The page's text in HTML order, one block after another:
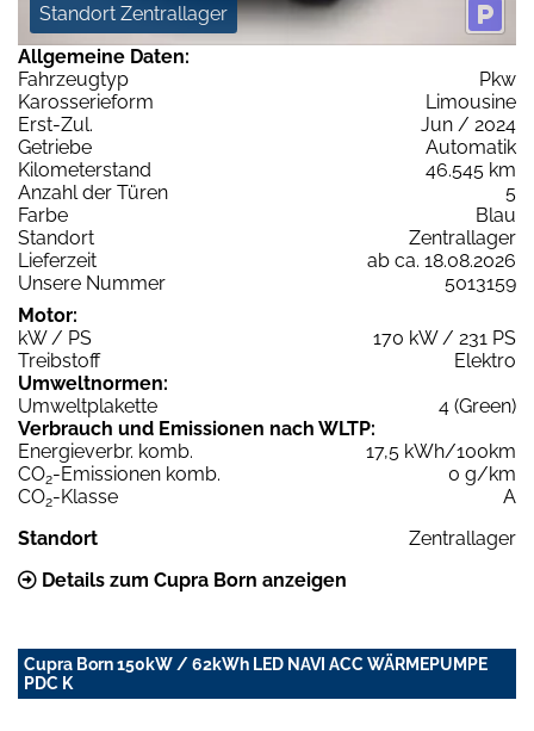
Standort Zentrallager
Allgemeine Daten:
Fahrzeugtyp
Pkw
Karosserieform
Limousine
Erst-Zul.
Jun / 2024
Getriebe
Automatik
Kilometerstand
46.545 km
Anzahl der Türen
5
Farbe
Blau
Standort
Zentrallager
Lieferzeit
ab ca. 18.08.2026
Unsere Nummer
5013159
Motor:
kW / PS
170 kW / 231 PS
Treibstoff
Elektro
Umweltnormen:
Umweltplakette
4 (Green)
Verbrauch und Emissionen nach WLTP:
Energieverbr. komb.
17,5 kWh/100km
CO2-Emissionen komb.
0 g/km
CO2-Klasse
A
Standort
Zentrallager
Details zum Cupra Born anzeigen
Cupra Born 150kW / 62kWh LED NAVI ACC WÄRMEPUMPE
PDC K